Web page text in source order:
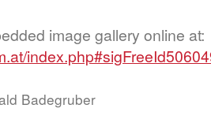
image gallery online at:
Badegruber